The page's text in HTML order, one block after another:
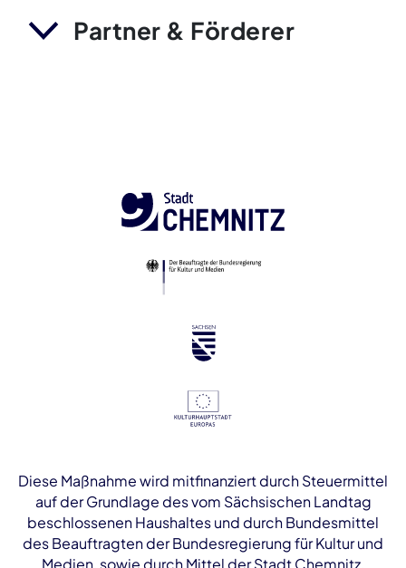
Partner & Förderer
Diese Maßnahme wird mitfinanziert durch Steuermittel
auf der Grundlage des vom Sächsischen Landtag
beschlossenen Haushaltes und durch Bundesmittel
des Beauftragten der Bundesregierung für Kultur und
Medien, sowie durch Mittel der Stadt Chemnitz.